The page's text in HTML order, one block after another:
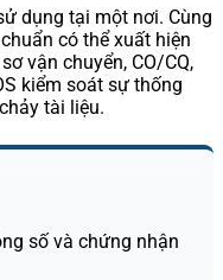
dụng tại một nơi. Cùng
có thể xuất hiện
vận chuyển, CO/CQ,
kiểm soát sự thống
tài liệu.
số và chứng nhận